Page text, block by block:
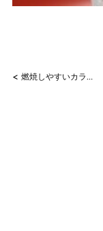
< 燃焼しやすいカラダに！